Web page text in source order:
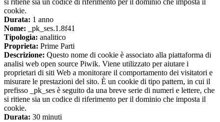
si ritiene sia un codice di riferimento per il dominio che imposta il
cookie.
Durata: 1 anno
Nome: _pk_ses.1.8f41
Tipologia: analitico
Proprieta: Prime Parti
Descrizione: Questo nome di cookie è associato alla piattaforma di
analisi web open source Piwik. Viene utilizzato per aiutare i
proprietari di siti Web a monitorare il comportamento dei visitatori e
misurare le prestazioni del sito. È un cookie di tipo pattern, in cui il
prefisso _pk_ses è seguito da una breve serie di numeri e lettere, che
si ritiene sia un codice di riferimento per il dominio che imposta il
cookie.
Durata: 30 minuti